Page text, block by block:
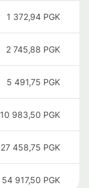
1 372,94 PGK
2 745,88 PGK
5 491,75 PGK
10 983,50 PGK
27 458,75 PGK
54 917,50 PGK